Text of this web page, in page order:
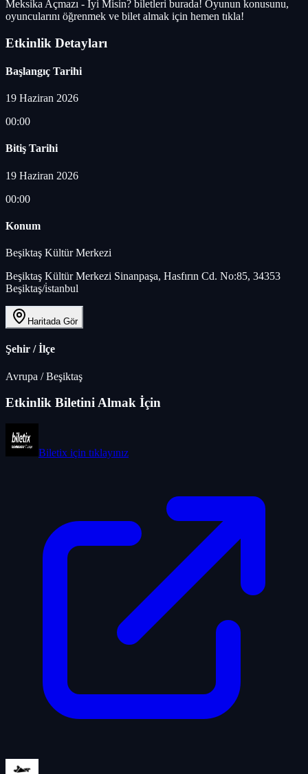
Meksika Açmazı - İyi Misin? biletleri burada! Oyunun konusunu,
oyuncularını öğrenmek ve bilet almak için hemen tıkla!
Etkinlik Detayları
Başlangıç Tarihi
19 Haziran 2026
00:00
Bitiş Tarihi
19 Haziran 2026
00:00
Konum
Beşiktaş Kültür Merkezi
Beşiktaş Kültür Merkezi Sinanpaşa, Hasfırın Cd. No:85, 34353
Beşiktaş/i̇stanbul
Haritada Gör
Şehir / İlçe
Avrupa /Beşiktaş
Etkinlik Biletini Almak İçin
Biletix için tıklayınız